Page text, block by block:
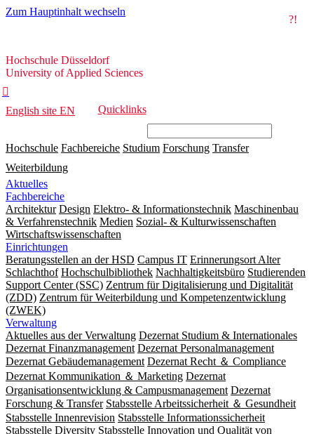
Zum Hauptinhalt wechseln
?!
Hochschule
Düsseldorf
Hochschule Düsseldorf
University of Applied Sciences

English site EN Quicklinks
Hochschule Fachbereiche Studium Forschung Transfer
Weiterbildung
Aktuelles
Fachbereiche
Architektur Design Elektro- & Informationstechnik Maschinenbau
& Verfahrenstechnik Medien Sozial- & Kulturwissenschaften
Wirtschaftswissenschaften
Einrichtungen
Beratungsstellen an der HSD Campus IT Erinnerungsort Alter
Schlachthof Hochschulbibliothek Nachhaltigkeitsbüro Studierenden
Support Center (SSC) Zentrum für Digitalisierung und Digitalität
(ZDD) Zentrum für Weiterbildung und Kompetenzentwicklung
(ZWEK)
Verwaltung
Aktuelles aus der Verwaltung Dezernat Studium & Internationales
Dezernat Finanzmanagement Dezernat Personalmanagement
Dezernat Gebäudemanagement Dezernat Recht ＆ Compliance
Dezernat Kommunikation ＆ Marketing Dezernat
Organisationsentwicklung & Campusmanagement Dezernat
Forschung & Transfer Stabsstelle Arbeitssicherheit ＆ Gesundheit
Stabsstelle Innenrevision Stabsstelle In­for­ma­ti­ons­sicher­heit
Stabsstelle Diversity Stabsstelle Innovation und Qualität von